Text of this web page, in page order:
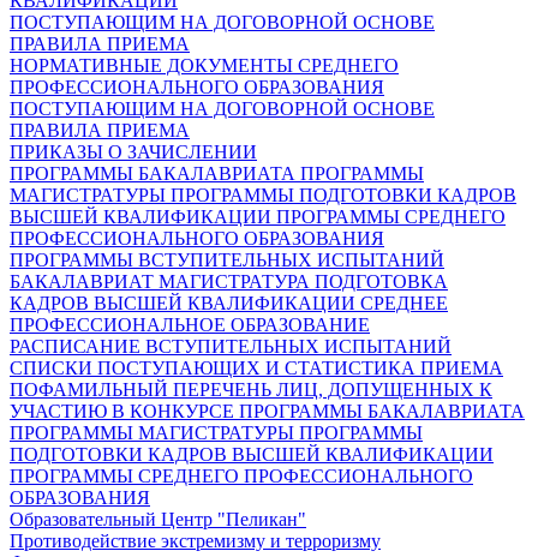
ПОСТУПАЮЩИМ НА ДОГОВОРНОЙ ОСНОВЕ
ПРАВИЛА ПРИЕМА
НОРМАТИВНЫЕ ДОКУМЕНТЫ СРЕДНЕГО
ПРОФЕССИОНАЛЬНОГО ОБРАЗОВАНИЯ
ПОСТУПАЮЩИМ НА ДОГОВОРНОЙ ОСНОВЕ
ПРАВИЛА ПРИЕМА
ПРИКАЗЫ О ЗАЧИСЛЕНИИ
ПРОГРАММЫ БАКАЛАВРИАТА ПРОГРАММЫ
МАГИСТРАТУРЫ ПРОГРАММЫ ПОДГОТОВКИ КАДРОВ
ВЫСШЕЙ КВАЛИФИКАЦИИ ПРОГРАММЫ СРЕДНЕГО
ПРОФЕССИОНАЛЬНОГО ОБРАЗОВАНИЯ
ПРОГРАММЫ ВСТУПИТЕЛЬНЫХ ИСПЫТАНИЙ
БАКАЛАВРИАТ МАГИСТРАТУРА ПОДГОТОВКА
КАДРОВ ВЫСШЕЙ КВАЛИФИКАЦИИ СРЕДНЕЕ
ПРОФЕССИОНАЛЬНОЕ ОБРАЗОВАНИЕ
РАСПИСАНИЕ ВСТУПИТЕЛЬНЫХ ИСПЫТАНИЙ
СПИСКИ ПОСТУПАЮЩИХ И СТАТИСТИКА ПРИЕМА
ПОФАМИЛЬНЫЙ ПЕРЕЧЕНЬ ЛИЦ, ДОПУЩЕННЫХ К
УЧАСТИЮ В КОНКУРСЕ ПРОГРАММЫ БАКАЛАВРИАТА
ПРОГРАММЫ МАГИСТРАТУРЫ ПРОГРАММЫ
ПОДГОТОВКИ КАДРОВ ВЫСШЕЙ КВАЛИФИКАЦИИ
ПРОГРАММЫ СРЕДНЕГО ПРОФЕССИОНАЛЬНОГО
ОБРАЗОВАНИЯ
Образовательный Центр "Пеликан"
Противодействие экстремизму и терроризму